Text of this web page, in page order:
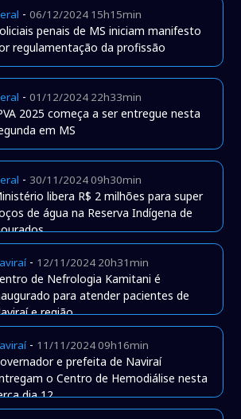
-06/12/2024 15h15min
penais de MS iniciam manifesto
regulamentação da profissão
-01/12/2024 22h33min
2025 começa a ser entregue nesta
em MS
- 30/11/2024 09h30min
libera R$ 2 milhões para super
de água na Reserva Indígena de
- 12/11/2024 20h31min
de Nefrologia Kamitani é
para atender pacientes de
e região
- 11/11/2024 09h16min
e prefeita de Naviraí
o Centro de Hemodiálise nesta
dia 12